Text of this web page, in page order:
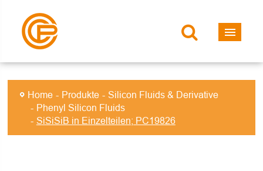
Home Produkte
Silicon Fluids & Derivative
Phenyl Silicon Fluids
SiSiSiB in Einzelteilen; PC19826